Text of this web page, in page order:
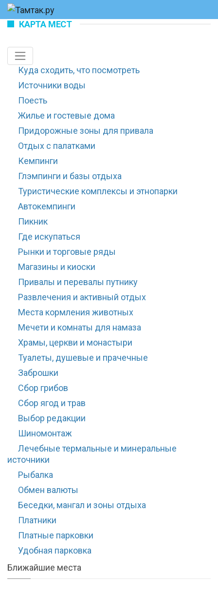
КАРТА МЕСТ
Куда сходить, что посмотреть
Источники воды
Поесть
Жилье и гостевые дома
Придорожные зоны для привала
Отдых с палатками
Кемпинги
Глэмпинги и базы отдыха
Туристические комплексы и этнопарки
Автокемпинги
Пикник
Где искупаться
Рынки и торговые ряды
Магазины и киоски
Привалы и перевалы путнику
Развлечения и активный отдых
Места кормления животных
Мечети и комнаты для намаза
Храмы, церкви и монастыри
Туалеты, душевые и прачечные
Заброшки
Сбор грибов
Сбор ягод и трав
Выбор редакции
Шиномонтаж
Лечебные термальные и минеральные
источники
Рыбалка
Обмен валюты
Беседки, мангал и зоны отдыха
Платники
Платные парковки
Удобная парковка
Ближайшие места